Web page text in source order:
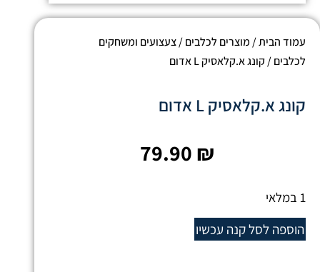
עמוד הבית/ מוצרים לכלבים/צעצועים ומשחקים
לכלבים/ קונג א.קלאסיק L אדום
קונג א.קלאסיק L אדום
79.90 ₪
1 במלאי
הוספה לסלקנה עכשיו